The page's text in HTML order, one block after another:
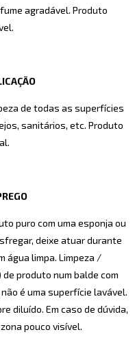
agradável. Produto
de todas as superfícies
sanitários, etc. Produto
puro com uma esponja ou
deixe atuar durante
água limpa. Limpeza /
produto num balde com
é uma superfície lavável.
diluído. Em caso de dúvida,
pouco visível.